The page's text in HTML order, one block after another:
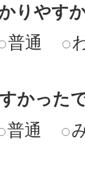
りやす
普通
かった
普通